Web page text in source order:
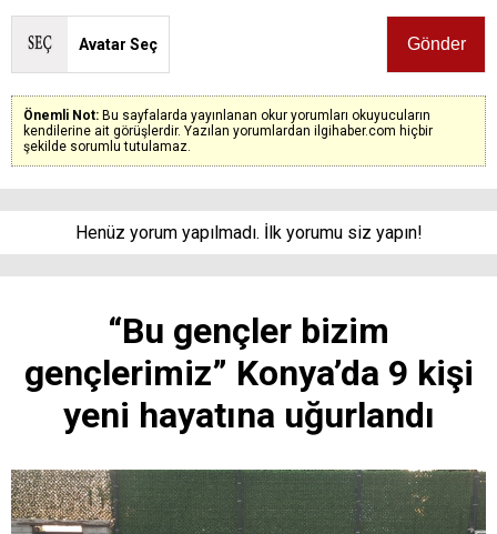
Avatar Seç
Önemli Not: Bu sayfalarda yayınlanan okur yorumları okuyucuların
kendilerine ait görüşlerdir. Yazılan yorumlardan ilgihaber.com hiçbir
şekilde sorumlu tutulamaz.
Henüz yorum yapılmadı. İlk yorumu siz yapın!
“Bu gençler bizim
gençlerimiz” Konya’da 9 kişi
yeni hayatına uğurlandı